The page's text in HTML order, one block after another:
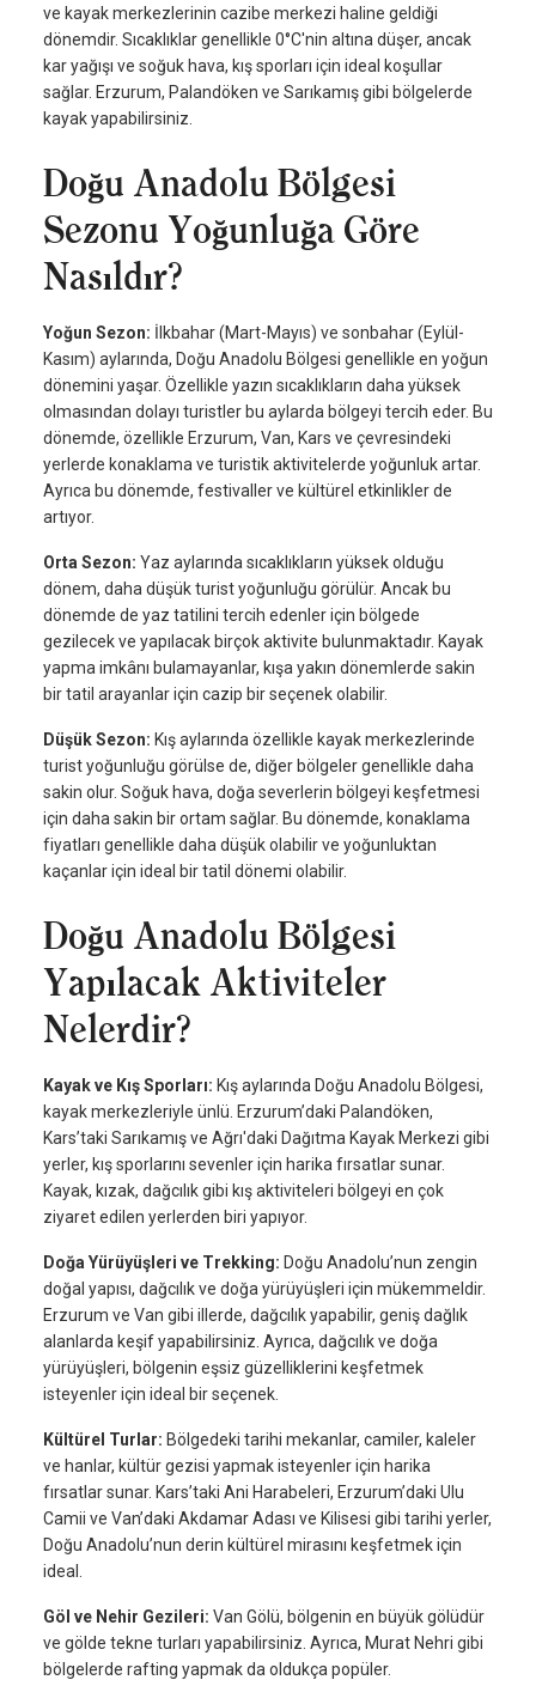
ve kayak merkezlerinin cazibe merkezi haline geldiği
dönemdir. Sıcaklıklar genellikle 0°C'nin altına düşer, ancak
kar yağışı ve soğuk hava, kış sporları için ideal koşullar
sağlar. Erzurum, Palandöken ve Sarıkamış gibi bölgelerde
kayak yapabilirsiniz.
Doğu Anadolu Bölgesi
Sezonu Yoğunluğa Göre
Nasıldır?
Yoğun Sezon: İlkbahar (Mart-Mayıs) ve sonbahar (Eylül-
Kasım) aylarında, Doğu Anadolu Bölgesi genellikle en yoğun
dönemini yaşar. Özellikle yazın sıcaklıkların daha yüksek
olmasından dolayı turistler bu aylarda bölgeyi tercih eder. Bu
dönemde, özellikle Erzurum, Van, Kars ve çevresindeki
yerlerde konaklama ve turistik aktivitelerde yoğunluk artar.
Ayrıca bu dönemde, festivaller ve kültürel etkinlikler de
artıyor.
Orta Sezon: Yaz aylarında sıcaklıkların yüksek olduğu
dönem, daha düşük turist yoğunluğu görülür. Ancak bu
dönemde de yaz tatilini tercih edenler için bölgede
gezilecek ve yapılacak birçok aktivite bulunmaktadır. Kayak
yapma imkânı bulamayanlar, kışa yakın dönemlerde sakin
bir tatil arayanlar için cazip bir seçenek olabilir.
Düşük Sezon: Kış aylarında özellikle kayak merkezlerinde
turist yoğunluğu görülse de, diğer bölgeler genellikle daha
sakin olur. Soğuk hava, doğa severlerin bölgeyi keşfetmesi
için daha sakin bir ortam sağlar. Bu dönemde, konaklama
fiyatları genellikle daha düşük olabilir ve yoğunluktan
kaçanlar için ideal bir tatil dönemi olabilir.
Doğu Anadolu Bölgesi
Yapılacak Aktiviteler
Nelerdir?
Kayak ve Kış Sporları: Kış aylarında Doğu Anadolu Bölgesi,
kayak merkezleriyle ünlü. Erzurum’daki Palandöken,
Kars’taki Sarıkamış ve Ağrı'daki Dağıtma Kayak Merkezi gibi
yerler, kış sporlarını sevenler için harika fırsatlar sunar.
Kayak, kızak, dağcılık gibi kış aktiviteleri bölgeyi en çok
ziyaret edilen yerlerden biri yapıyor.
Doğa Yürüyüşleri ve Trekking: Doğu Anadolu’nun zengin
doğal yapısı, dağcılık ve doğa yürüyüşleri için mükemmeldir.
Erzurum ve Van gibi illerde, dağcılık yapabilir, geniş dağlık
alanlarda keşif yapabilirsiniz. Ayrıca, dağcılık ve doğa
yürüyüşleri, bölgenin eşsiz güzelliklerini keşfetmek
isteyenler için ideal bir seçenek.
Kültürel Turlar: Bölgedeki tarihi mekanlar, camiler, kaleler
ve hanlar, kültür gezisi yapmak isteyenler için harika
fırsatlar sunar. Kars’taki Ani Harabeleri, Erzurum’daki Ulu
Camii ve Van’daki Akdamar Adası ve Kilisesi gibi tarihi yerler,
Doğu Anadolu’nun derin kültürel mirasını keşfetmek için
ideal.
Göl ve Nehir Gezileri: Van Gölü, bölgenin en büyük gölüdür
ve gölde tekne turları yapabilirsiniz. Ayrıca, Murat Nehri gibi
bölgelerde rafting yapmak da oldukça popüler.